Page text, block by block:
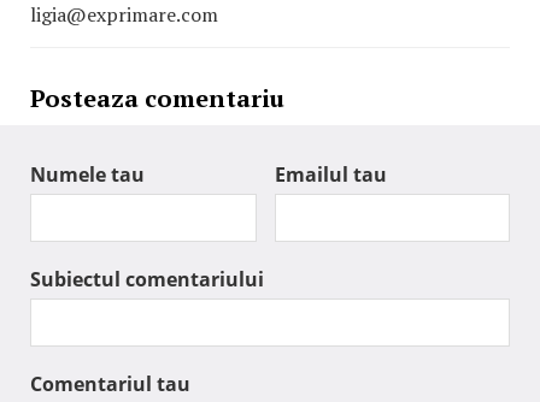
ligia@exprimare.com
Posteaza comentariu
Numele tau Emailul tau
Subiectul comentariului
Comentariul tau